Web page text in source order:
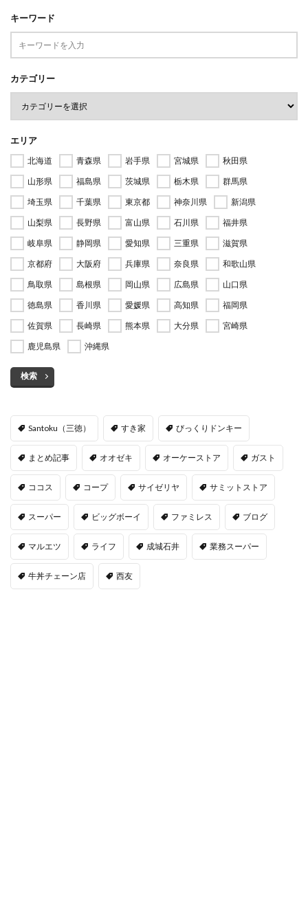
キーワード
カテゴリー
エリア
北海道 青森県 岩手県 宮城県
秋田県
山形県
福島県 茨城県 栃木県
群馬県
埼玉県
千葉県 東京都 神奈川県
新潟県
山梨県
長野県 富山県 石川県
福井県
岐阜県
静岡県 愛知県 三重県
滋賀県
京都府
大阪府 兵庫県 奈良県
和歌山県
鳥取県
島根県 岡山県 広島県
山口県
徳島県
香川県 愛媛県 高知県
福岡県
佐賀県
長崎県 熊本県 大分県
宮崎県
鹿児島県
沖縄県
検索
Santoku（三徳） すき家 びっくりドンキー
まとめ記事 オオゼキ オーケーストア ガスト
ココス コープ サイゼリヤ サミットストア
スーパー ビッグボーイ ファミレス ブログ
マルエツ ライフ 成城石井 業務スーパー
牛丼チェーン店 西友